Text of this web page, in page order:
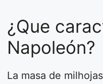
¿Que
Napoleón?
La masa de